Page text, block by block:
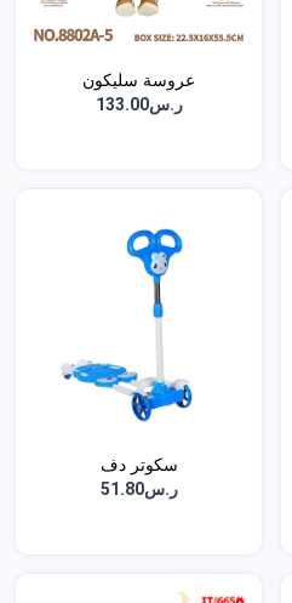
عروسة سليكون
ر.س133.00
سكوتر دف
ر.س51.80